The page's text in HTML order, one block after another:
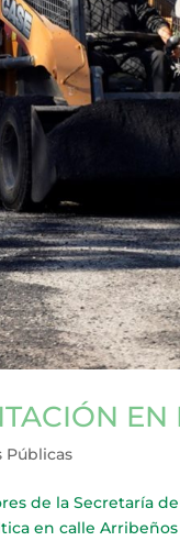
EN
Públicas
de la Secretaría
en calle